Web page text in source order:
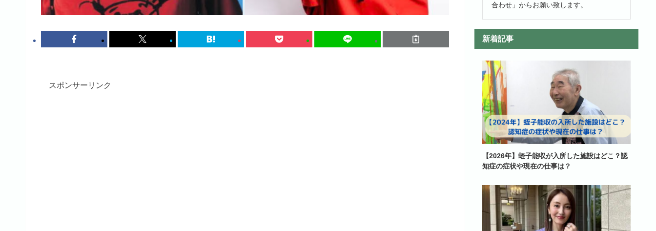
スポンサーリンク
合わせ」からお願い致します。
新着記事
【2026年】蛭子能収が入所した施設はどこ？認
知症の症状や現在の仕事は？